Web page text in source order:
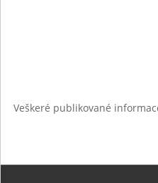
Veškeré publikované